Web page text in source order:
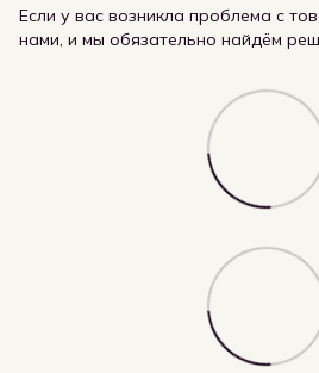
Если у вас возникла проблема с
нами, и мы обязательно найдём